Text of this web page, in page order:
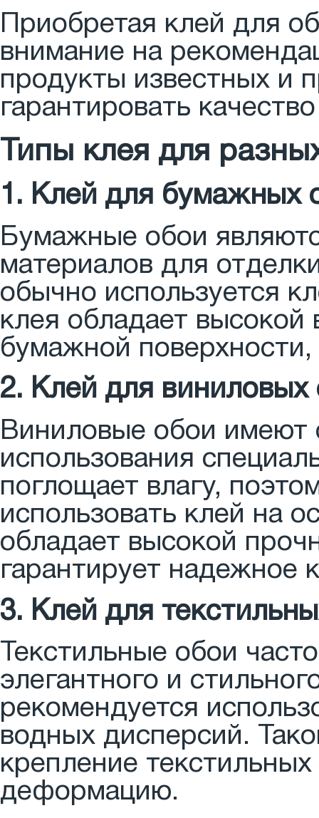
Приобретая клей для
внимание на
продукты известных и
гарантировать
Типы клея для
1. Клей для бумажных
Бумажные обои
материалов для
обычно используется
клея обладает
бумажной
2. Клей для виниловых
Виниловые обои имеют
использования
поглощает влагу,
использовать клей на
обладает высокой
гарантирует надежное
3. Клей для
Текстильные обои
элегантного и
рекомендуется
водных дисперсий.
крепление
деформацию.